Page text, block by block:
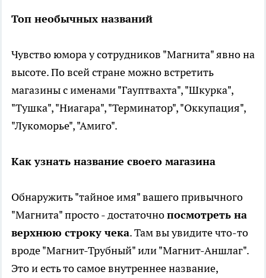
Топ необычных названий
Чувство юмора у сотрудников "Магнита" явно на
высоте. По всей стране можно встретить
магазины с именами "Гауптвахта", "Шкурка",
"Тушка", "Ниагара", "Терминатор", "Оккупация",
"Лукоморье", "Амиго".
Как узнать название своего магазина
Обнаружить "тайное имя" вашего привычного
"Магнита" просто - достаточнопосмотреть на
верхнюю строку чека. Там вы увидите что-то
вроде "Магнит-Трубный" или "Магнит-Аншлаг".
Это и есть то самое внутреннее название,